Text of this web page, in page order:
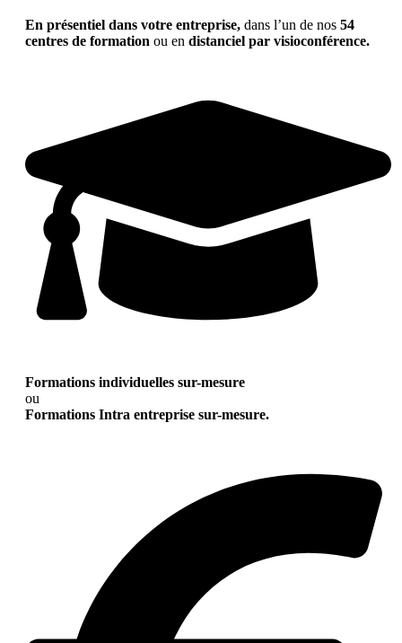
En présentiel dans votre entreprise, dans l’un de nos 54
centres de formation ou en distanciel par visioconférence.
Formations individuelles sur-mesure
ou
Formations Intra entreprise sur-mesure.